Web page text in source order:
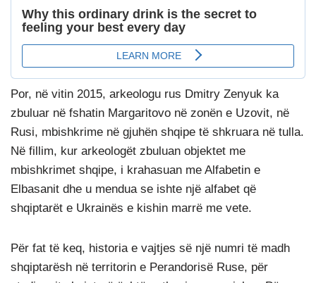
Por, në vitin 2015, arkeologu rus Dmitry Zenyuk ka
zbuluar në fshatin Margaritovo në zonën e Uzovit, në
Rusi, mbishkrime në gjuhën shqipe të shkruara në tulla.
Në fillim, kur arkeologët zbuluan objektet me
mbishkrimet shqipe, i krahasuan me Alfabetin e
Elbasanit dhe u mendua se ishte një alfabet që
shqiptarët e Ukrainës e kishin marrë me vete.
Për fat të keq, historia e vajtjes së një numri të madh
shqiptarësh në territorin e Perandorisë Ruse, për